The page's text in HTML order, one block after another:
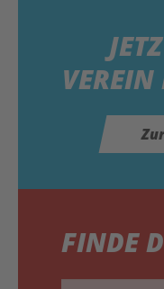
VEREIN
FINDE